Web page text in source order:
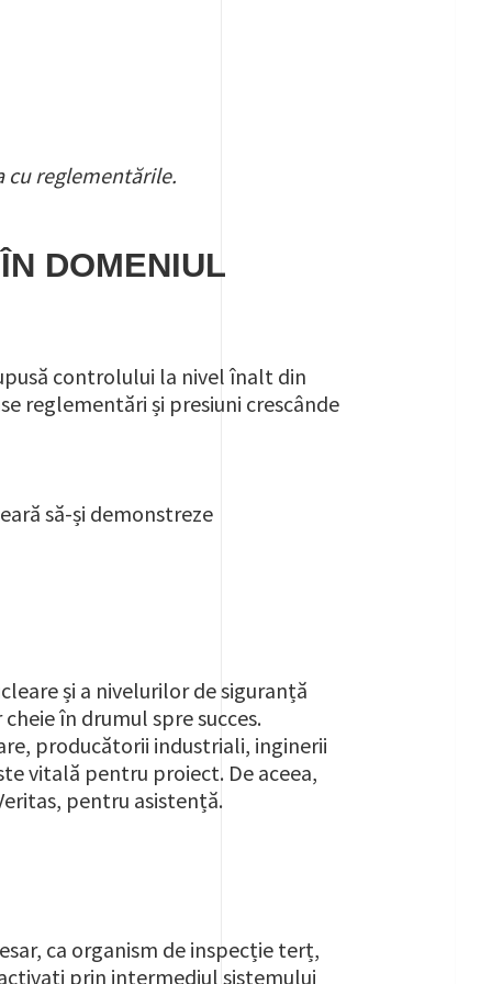
reglementările.
DOMENIUL
controlului la nivel înalt din
reglementări și presiuni crescânde
să-și demonstreze
și a nivelurilor de siguranță
în drumul spre succes.
producătorii industriali, inginerii
vitală pentru proiect. De aceea,
pentru asistență.
ca organism de inspecție terț,
prin intermediul sistemului